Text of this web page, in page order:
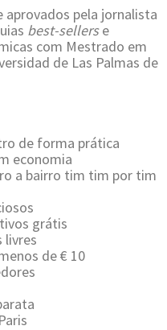
pela jornalista
best-sellerse
com Mestrado em
de Las Palmas de
de forma prática
economia
a bairro tim tim por tim
grátis
livres
de € 10